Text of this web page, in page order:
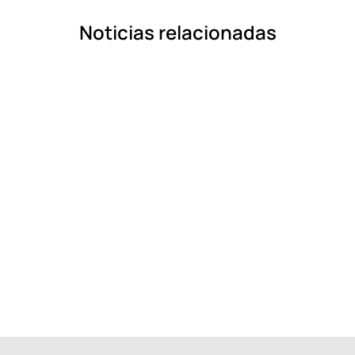
Noticias relacionadas